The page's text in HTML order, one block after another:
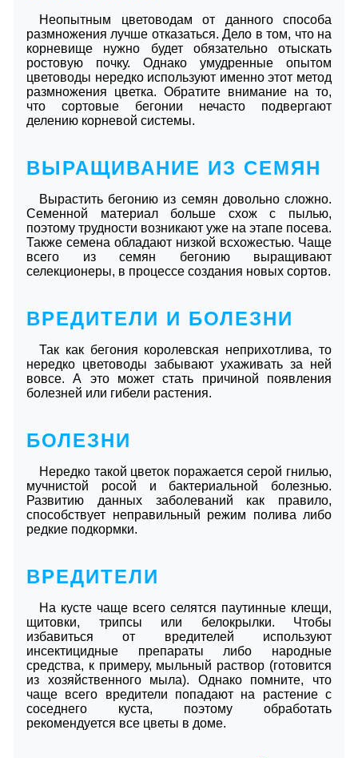
Неопытным цветоводам от данного способа
размножения лучше отказаться. Дело в том, что на
корневище нужно будет обязательно отыскать
ростовую почку. Однако умудренные опытом
цветоводы нередко используют именно этот метод
размножения цветка. Обратите внимание на то,
что сортовые бегонии нечасто подвергают
делению корневой системы.
ВЫРАЩИВАНИЕ ИЗ СЕМЯН
Вырастить бегонию из семян довольно сложно.
Семенной материал больше схож с пылью,
поэтому трудности возникают уже на этапе посева.
Также семена обладают низкой всхожестью. Чаще
всего из семян бегонию выращивают
селекционеры, в процессе создания новых сортов.
ВРЕДИТЕЛИ И БОЛЕЗНИ
Так как бегония королевская неприхотлива, то
нередко цветоводы забывают ухаживать за ней
вовсе. А это может стать причиной появления
болезней или гибели растения.
БОЛЕЗНИ
Нередко такой цветок поражается серой гнилью,
мучнистой росой и бактериальной болезнью.
Развитию данных заболеваний как правило,
способствует неправильный режим полива либо
редкие подкормки.
ВРЕДИТЕЛИ
На кусте чаще всего селятся паутинные клещи,
щитовки, трипсы или белокрылки. Чтобы
избавиться от вредителей используют
инсектицидные препараты либо народные
средства, к примеру, мыльный раствор (готовится
из хозяйственного мыла). Однако помните, что
чаще всего вредители попадают на растение с
соседнего куста, поэтому обработать
рекомендуется все цветы в доме.